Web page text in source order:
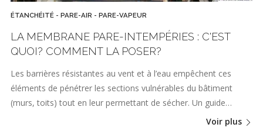
ÉTANCHÉITÉ - PARE-AIR - PARE-VAPEUR
LA MEMBRANE PARE-INTEMPÉRIES : C'EST
QUOI? COMMENT LA POSER?
Les barrières résistantes au vent et à l’eau empêchent ces
éléments de pénétrer les sections vulnérables du bâtiment
(murs, toits) tout en leur permettant de sécher. Un guide…
Voir plus